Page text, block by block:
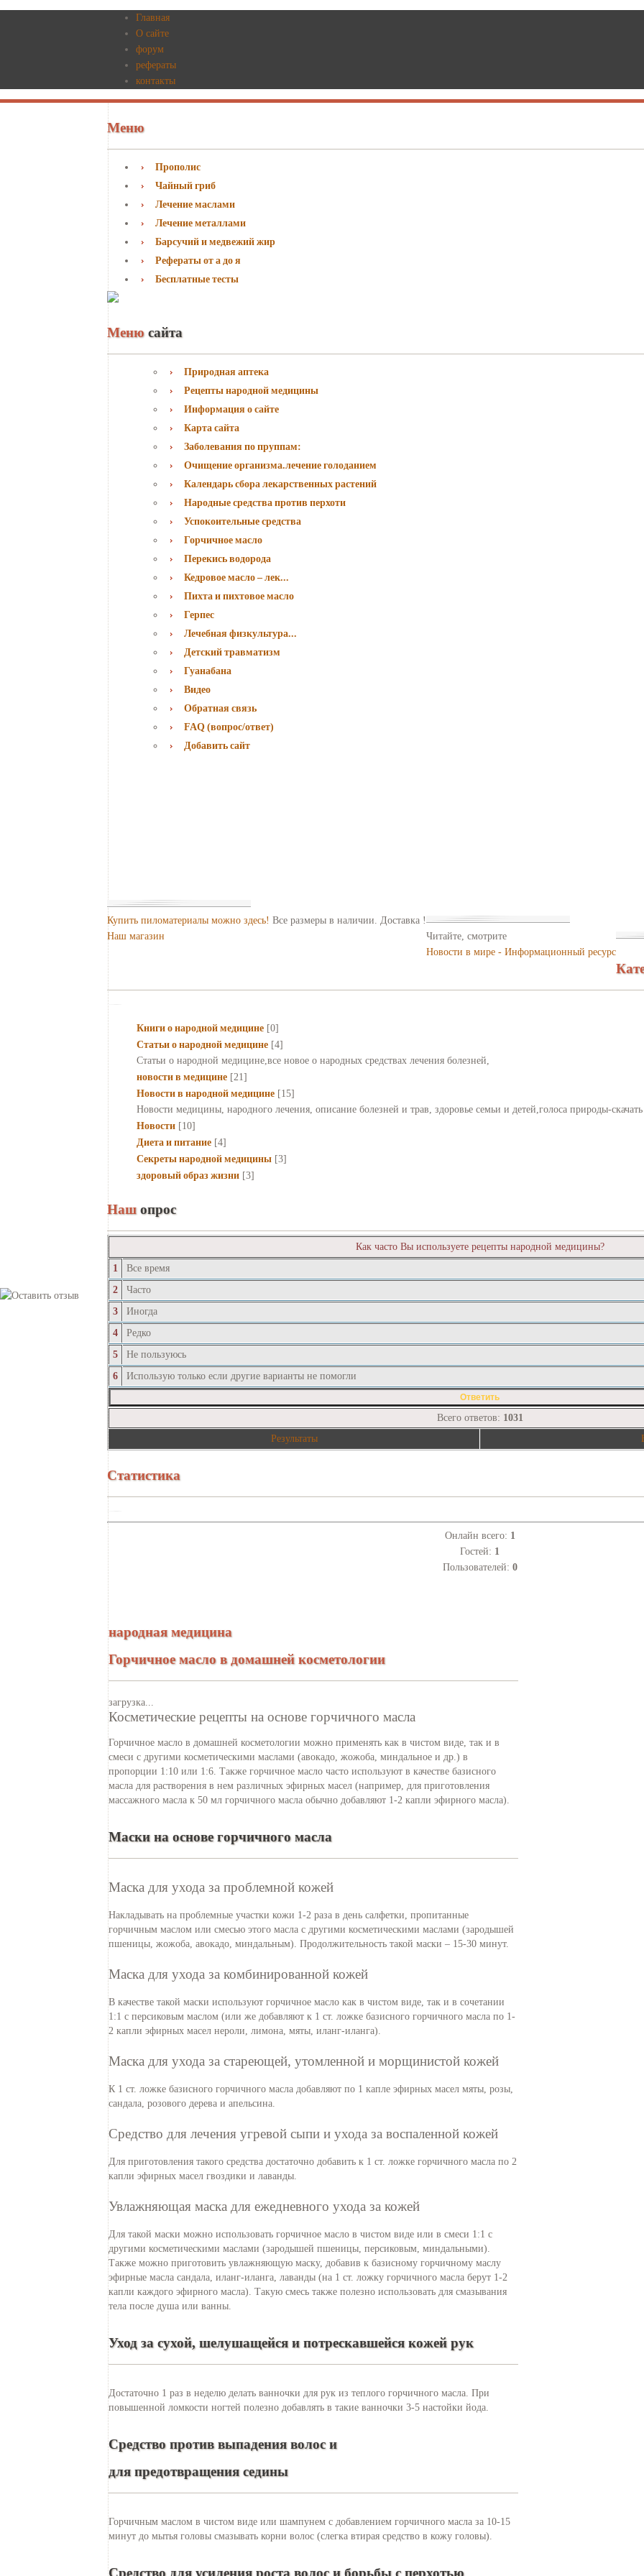
Главная
О сайте
форум
рефераты
контакты
Меню
Прополис
Чайный гриб
Лечение маслами
Лечение металлами
Барсучий и медвежий жир
Рефераты от а до я
Бесплатные тесты
Меню сайта
Природная аптека
Рецепты народной медицины
Информация о сайте
Карта сайта
Заболевания по пруппам:
Очищение организма.лечение голоданием
Календарь сбора лекарственных растений
Народные средства против перхоти
Успокоительные средства
Горчичное масло
Перекись водорода
Кедровое масло – лек...
Пихта и пихтовое масло
Герпес
Лечебная физкультура...
Детский травматизм
Гуанабана
Видео
Обратная связь
FAQ (вопрос/ответ)
Добавить сайт
Купить пиломатериалы можно здесь! Все размеры в наличии. Доставка !
Наш магазин
Читайте, смотрите
Новости в мире - Информационный ресурс
Книги о народной медицине [0]
Статьи о народной медицине [4]
Статьи о народной медицине,все новое о народных средствах лечения болезней,
новости в медицине [21]
Новости в народной медицине [15]
Новости медицины, народного лечения, описание болезней и трав, здоровье семьи и детей,голоса природы-скачать
Новости [10]
Диета и питание [4]
Секреты народной медицины [3]
здоровый образ жизни [3]
Нашопрос
Как часто Вы используете рецепты народной медицины?
1
Все время
2
Часто
3
Иногда
4
Редко
5
Не пользуюсь
6
Использую только если другие варианты не помогли
Всего ответов: 1031
Результаты
Статистика
Онлайн всего: 1
Гостей: 1
Пользователей: 0
народная медицина
Горчичное масло в домашней косметологии
загрузка...
Косметические рецепты на основе горчичного масла
Горчичное масло в домашней косметологии можно применять как в чистом виде, так и в
смеси с другими косметическими маслами (авокадо, жожоба, миндальное и др.) в
пропорции 1:10 или 1:6. Также горчичное масло часто используют в качестве базисного
масла для растворения в нем различных эфирных масел (например, для приготовления
массажного масла к 50 мл горчичного масла обычно добавляют 1-2 капли эфирного масла).
Маски на основе горчичного масла
Маска для ухода за проблемной кожей
Накладывать на проблемные участки кожи 1-2 раза в день салфетки, пропитанные
горчичным маслом или смесью этого масла с другими косметическими маслами (зародышей
пшеницы, жожоба, авокадо, миндальным). Продолжительность такой маски – 15-30 минут.
Маска для ухода за комбинированной кожей
В качестве такой маски используют горчичное масло как в чистом виде, так и в сочетании
1:1 c персиковым маслом (или же добавляют к 1 ст. ложке базисного горчичного масла по 1-
2 капли эфирных масел нероли, лимона, мяты, иланг-иланга).
Маска для ухода за стареющей, утомленной и морщинистой кожей
К 1 ст. ложке базисного горчичного масла добавляют по 1 капле эфирных масел мяты, розы,
сандала, розового дерева и апельсина.
Средство для лечения угревой сыпи и ухода за воспаленной кожей
Для приготовления такого средства достаточно добавить к 1 ст. ложке горчичного масла по 2
капли эфирных масел гвоздики и лаванды.
Увлажняющая маска для ежедневного ухода за кожей
Для такой маски можно использовать горчичное масло в чистом виде или в смеси 1:1 с
другими косметическими маслами (зародышей пшеницы, персиковым, миндальными).
Также можно приготовить увлажняющую маску, добавив к базисному горчичному маслу
эфирные масла сандала, иланг-иланга, лаванды (на 1 ст. ложку горчичного масла берут 1-2
капли каждого эфирного масла). Такую смесь также полезно использовать для смазывания
тела после душа или ванны.
Уход за сухой, шелушащейся и потрескавшейся кожей рук
Достаточно 1 раз в неделю делать ванночки для рук из теплого горчичного масла. При
повышенной ломкости ногтей полезно добавлять в такие ванночки 3-5 настойки йода.
Средство против выпадения волос и
для предотвращения седины
Горчичным маслом в чистом виде или шампунем с добавлением горчичного масла за 10-15
минут до мытья головы смазывать корни волос (слегка втирая средство в кожу головы).
Средство для усиления роста волос и борьбы с перхотью